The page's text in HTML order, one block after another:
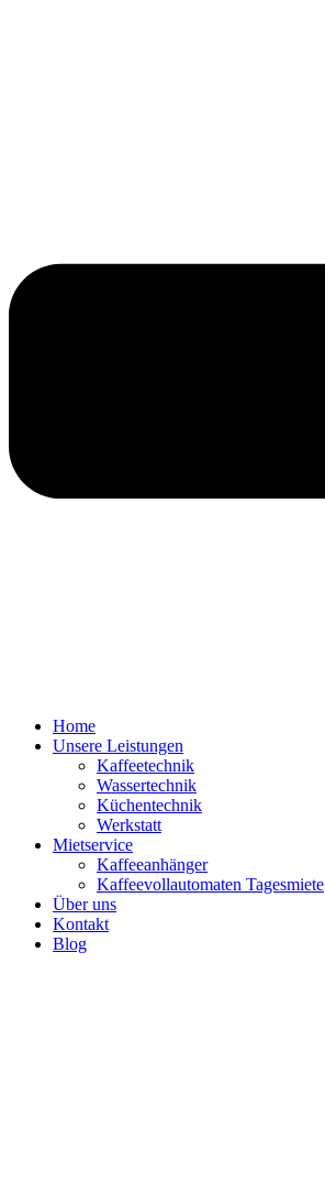
Home
Unsere Leistungen
Kaffeetechnik
Wassertechnik
Küchentechnik
Werkstatt
Mietservice
Kaffeeanhänger
Kaffeevollautomaten Tagesmiete
Über uns
Kontakt
Blog